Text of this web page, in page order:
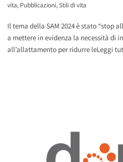
vita, Pubblicazioni,Stili di vita
Il tema della SAM 2024 è stato “stop
a mettere in evidenza la necessità di
all’allattamento per ridurre leLeggi